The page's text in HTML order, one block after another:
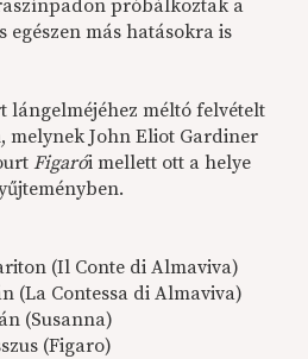
próbálkoztak a
egészen más hatásokra is
lángelméjéhez méltó felvételt
melynek John Eliot Gardiner
Figarói mellett ott a helye
(Il Conte di Almaviva)
(La Contessa di Almaviva)
(Susanna)
(Figaro)